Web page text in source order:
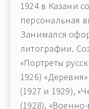
1924 в Казани
персональная
Занимался
литографии.
«Портреты
1926)
(1927 и 1929),
(1928),